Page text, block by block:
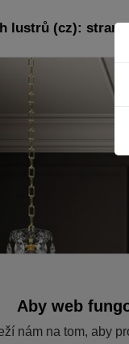
lustrů (cz): strana
Aby web
nám na tom, aby